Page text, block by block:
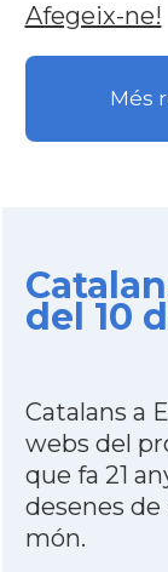
Afegeix-ne!
Més
del 10
Catalans a
webs del
que fa 21
desenes
món.